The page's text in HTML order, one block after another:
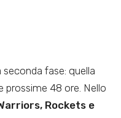
seconda fase: quella
prossime 48 ore. Nello
Rockets e